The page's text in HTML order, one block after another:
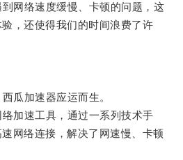
络速度缓慢、卡顿的问题，这
，还使得我们的时间浪费了许
加速器应运而生。
速工具，通过一系列技术手
网络连接，解决了网速慢、卡顿